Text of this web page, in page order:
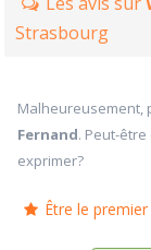
Strasbourg
Malheureusement,
Fernand. Peut-
exprimer?
Être le